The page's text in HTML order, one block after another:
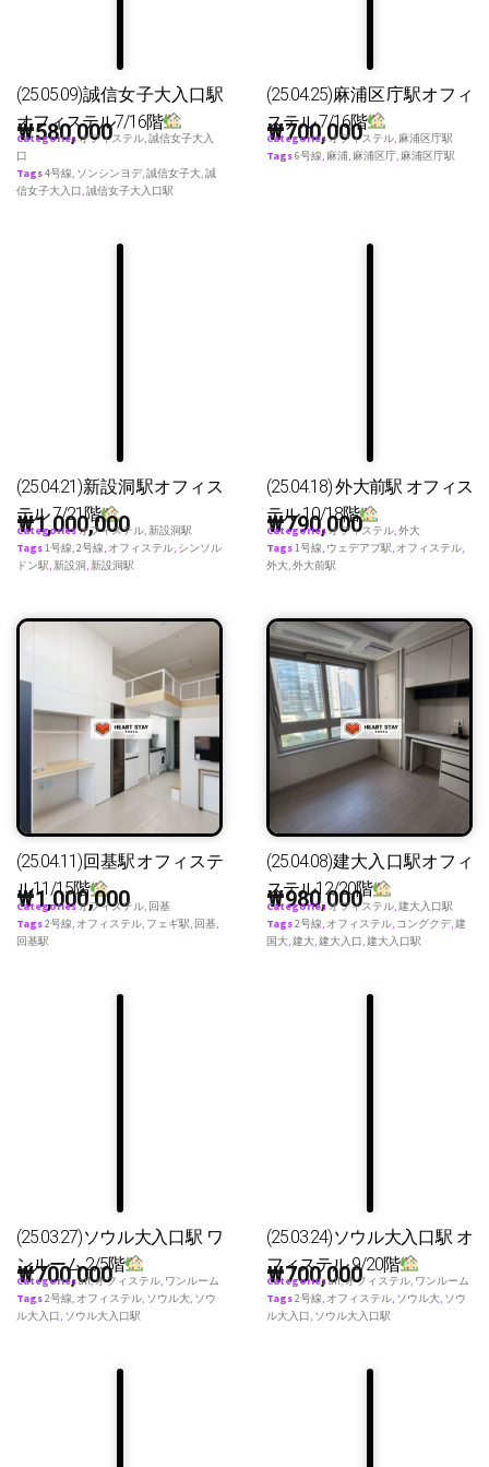
(25.05.09)誠信女子大入口駅
オフィステル7/16階
₩580,000
Categoriesオフィステル,誠信女子大入
口
Tags4号線, ソンシンヨデ,誠信女子大,誠
信女子大入口,誠信女子大入口駅
(25.04.25)麻浦区庁駅オフィ
ステル 7/16階
₩700,000
Categoriesオフィステル, 麻浦区庁駅
Tags6号線, 麻浦, 麻浦区庁, 麻浦区庁駅
(25.04.21)新設洞駅オフィス
テル 7/21階
₩1,000,000
Categoriesオフィステル,新設洞駅
Tags1号線,2号線, オフィステル, シンソル
ドン駅,新設洞 ,新設洞駅
(25.04.18) 外大前駅 オフィス
テル 10/18階
₩790,000
Categoriesオフィステル,外大
Tags1号線, ウェデアプ駅, オフィステル,
外大,外大前駅
(25.04.11)回基駅オフィステ
ル11/15階
₩1,000,000
Categoriesオフィステル, 回基
Tags2号線, オフィステル, フェギ駅, 回基,
回基駅
(25.04.08)建大入口駅オフィ
ステル12/20階
₩980,000
Categoriesオフィステル,建大入口駅
Tags2号線, オフィステル, コングクデ,建
国大,建大,建大入口,建大入口駅
(25.03.27)ソウル大入口駅 ワ
ンルーム 2/5階
₩700,000
Categoriesall,オフィステル, ワンルーム
Tags2号線, オフィステル, ソウル大, ソウ
ル大入口, ソウル大入口駅
(25.03.24)ソウル大入口駅 オ
フィステル 9/20階
₩700,000
Categoriesall,オフィステル, ワンルーム
Tags2号線, オフィステル, ソウル大, ソウ
ル大入口, ソウル大入口駅